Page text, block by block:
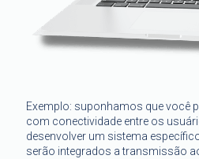
Exemplo: suponhamos que você
com conectividade entre os
desenvolver um sistema
serão integrados a transmissão